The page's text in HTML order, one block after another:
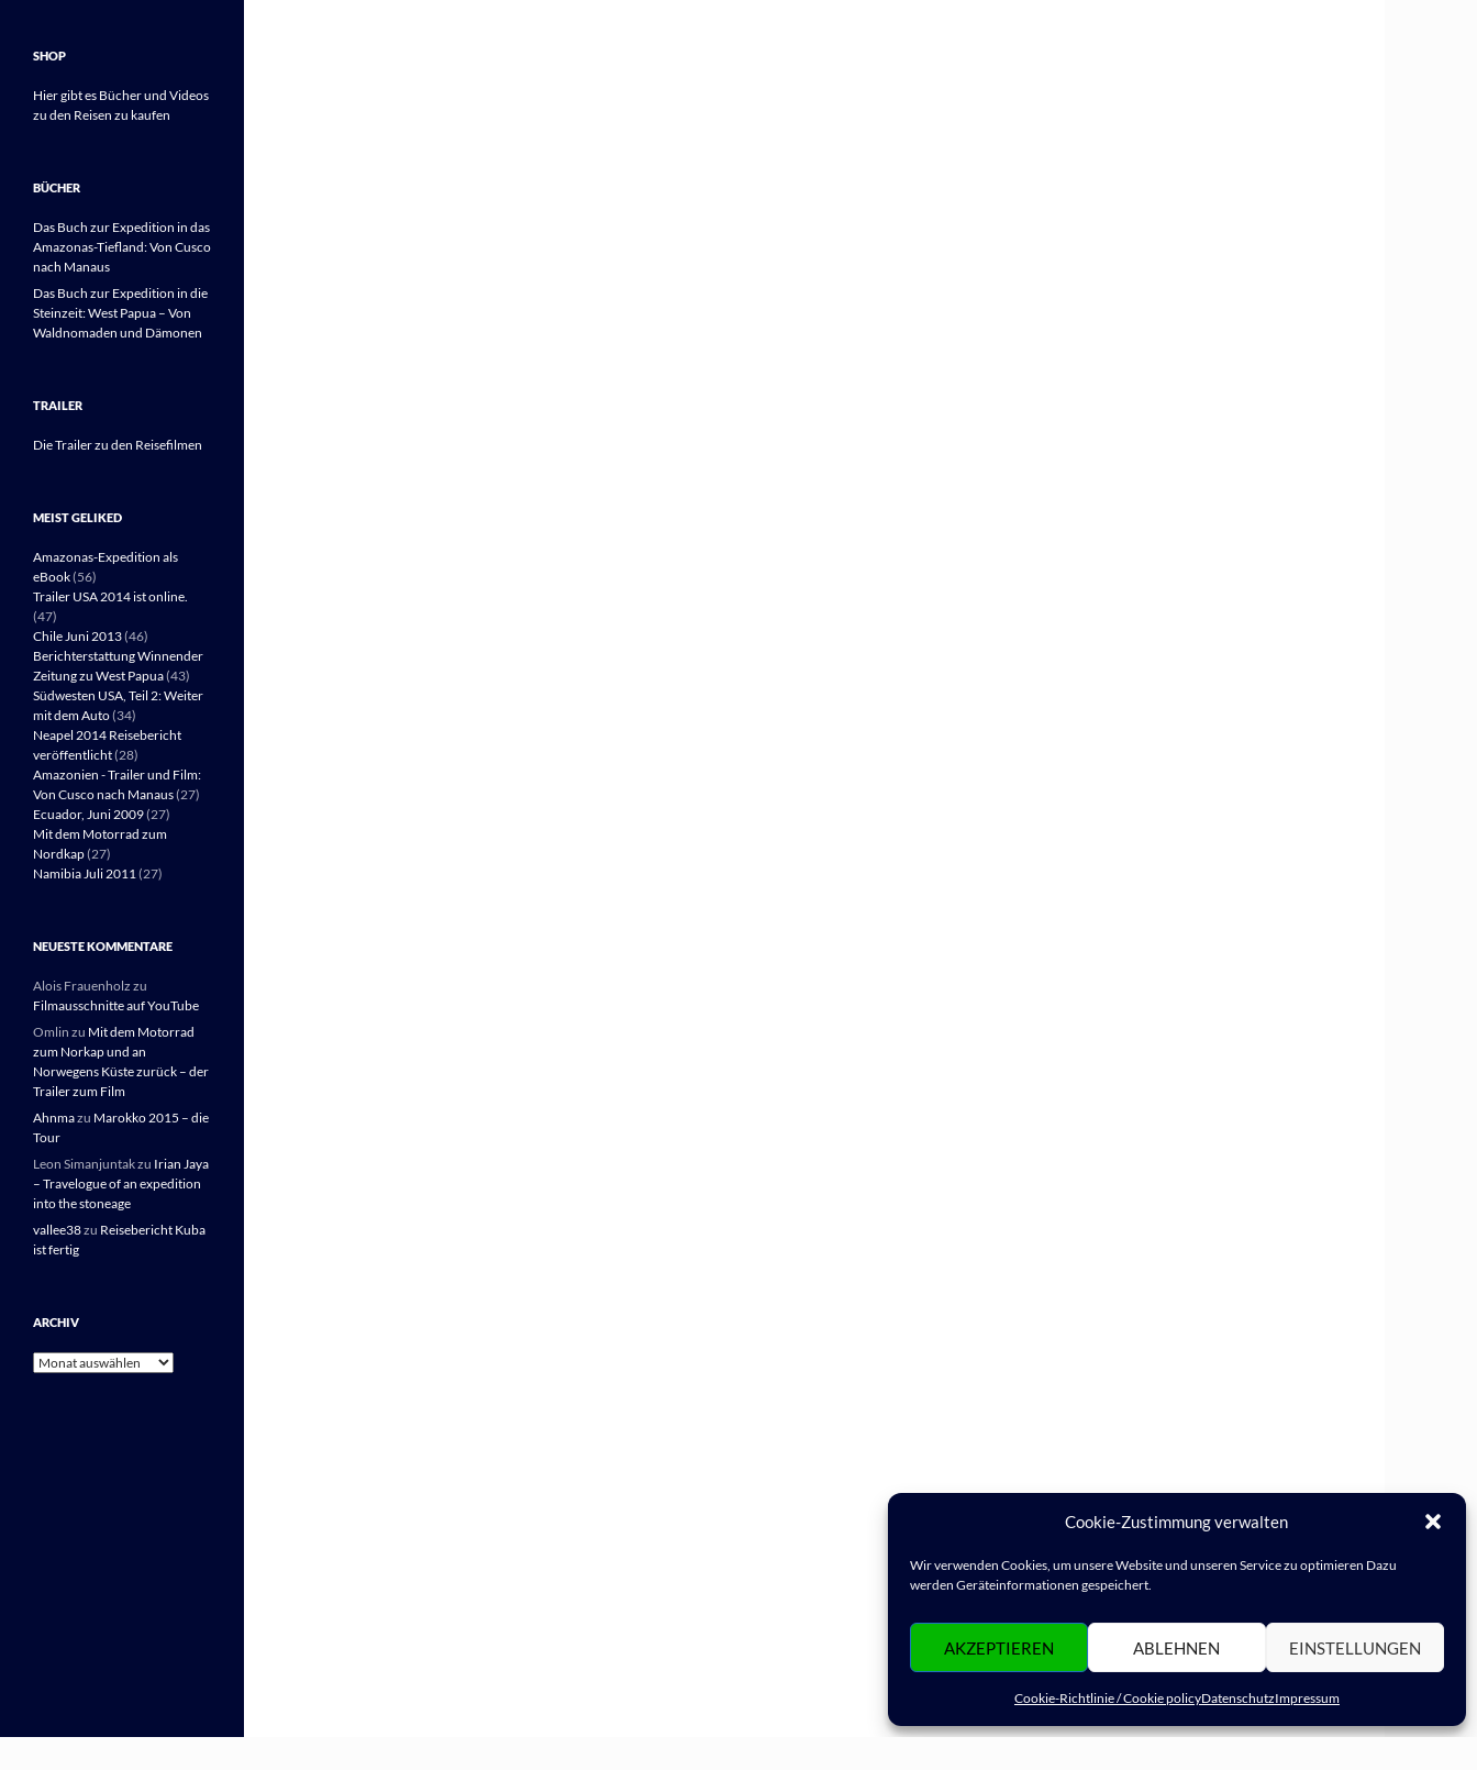
Cookie-Zustimmung verwalten
Wir verwenden Cookies, um unsere Website und unseren Service zu optimieren Dazu
werden Geräteinformationen gespeichert.
AKZEPTIEREN ABLEHNEN EINSTELLUNGEN
Cookie-Richtlinie / Cookie policyDatenschutzImpressum
SHOP
Hier gibt es Bücher und Videos
zu den Reisen zu kaufen
BÜCHER
Das Buch zur Expedition in das
Amazonas-Tiefland: Von Cusco
nach Manaus
Das Buch zur Expedition in die
Steinzeit: West Papua – Von
Waldnomaden und Dämonen
TRAILER
Die Trailer zu den Reisefilmen
MEIST GELIKED
Amazonas-Expedition als
eBook(56)
Trailer USA 2014 ist online.
(47)
Chile Juni 2013(46)
Berichterstattung Winnender
Zeitung zu West Papua(43)
Südwesten USA, Teil 2: Weiter
mit dem Auto(34)
Neapel 2014 Reisebericht
veröffentlicht(28)
Amazonien - Trailer und Film:
Von Cusco nach Manaus(27)
Ecuador, Juni 2009(27)
Mit dem Motorrad zum
Nordkap(27)
Namibia Juli 2011(27)
NEUESTE KOMMENTARE
Alois Frauenholz zu
Filmausschnitte auf YouTube
Omlin zu Mit dem Motorrad
zum Norkap und an
Norwegens Küste zurück – der
Trailer zum Film
Ahnmazu Marokko 2015 – die
Tour
Leon Simanjuntakzu Irian Jaya
– Travelogue of an expedition
into the stoneage
vallee38zu Reisebericht Kuba
ist fertig
ARCHIV
Archiv